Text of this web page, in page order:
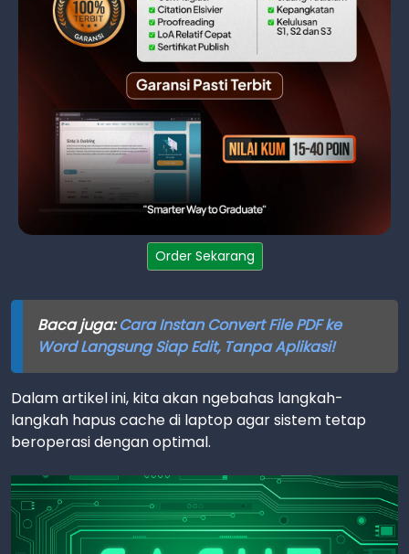
Order Sekarang
Baca juga:Cara Instan Convert File PDF ke
Word Langsung Siap Edit, Tanpa Aplikasi!
Dalam artikel ini, kita akan ngebahas langkah-
langkah hapus cache di laptop agar sistem tetap
beroperasi dengan optimal.